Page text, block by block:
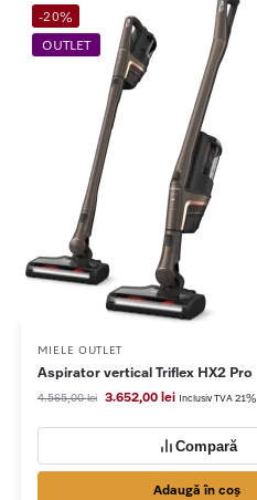
-20%
OUTLET
MIELE OUTLET
Aspirator vertical Triflex HX2 Pro
4.565,00lei 3.652,00 lei Inclusiv TVA 21%
Compară
Adaugă în coș